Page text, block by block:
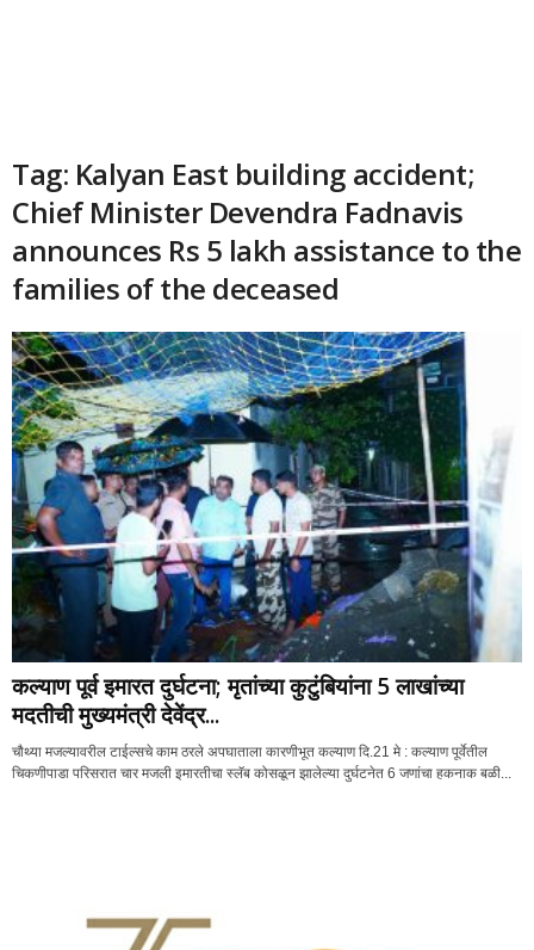
Tag: Kalyan East building accident;
Chief Minister Devendra Fadnavis
announces Rs 5 lakh assistance to the
families of the deceased
कल्याण पूर्व इमारत दुर्घटना; मृतांच्या कुटुंबियांना 5 लाखांच्या
मदतीची मुख्यमंत्री देवेंद्र...
चौथ्या मजल्यावरील टाईल्सचे काम ठरले अपघाताला कारणीभूत कल्याण दि.21 मे : कल्याण पूर्वेतील
चिकणीपाडा परिसरात चार मजली इमारतीचा स्लॅब कोसळून झालेल्या दुर्घटनेत 6 जणांचा हकनाक बळी...